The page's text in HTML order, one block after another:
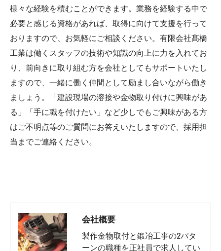
様々な経験を積むことができます。業務を経験する中で
必要と感じる資格があれば、取得に向けて支援を行って
おりますので、お気軽にご相談ください。有限会社髙橋
工業は働くスタッフの技術や知識の向上に力を入れてお
り、前向きに取り組む方を会社としてもサポートいたし
ますので、一緒に働く仲間として励まし合いながら働き
ましょう。「建設現場の溶接や金物取り付けに興味があ
る」「手に職を付けたい」など少しでもご興味がある方
はご不明点等のご質問にお答えいたしますので、採用担
当までご連絡ください。
会社概要
製作金物取付と鍛冶工事の2パタ
ーンの職種を正社員で求人してい